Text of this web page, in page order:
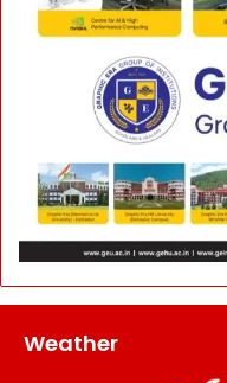
Weather